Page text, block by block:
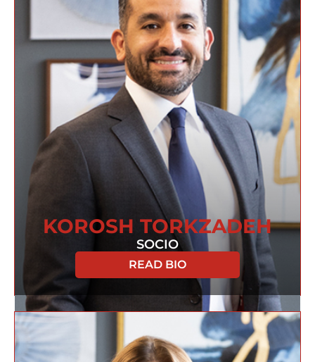
KOROSH TORKZADEH
SOCIO
READ BIO